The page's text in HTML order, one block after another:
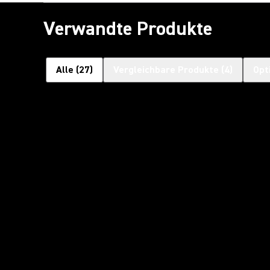
Verwandte Produkte
Alle (27)